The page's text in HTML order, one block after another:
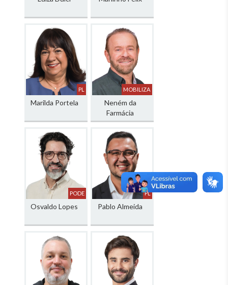
PL
Marilda Portela
MOBILIZA
Neném da
Farmácia
PODE
Osvaldo Lopes
PL
Pablo Almeida